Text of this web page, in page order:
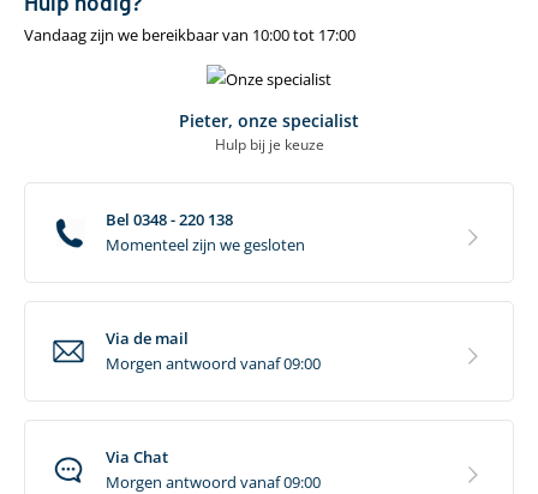
Vandaag zijn we bereikbaar van 10:00 tot 17:00
Pieter, onze specialist
Hulp bij je keuze
Bel 0348 - 220 138
Momenteel zijn we gesloten
Via de mail
Morgen antwoord vanaf 09:00
Via Chat
Morgen antwoord vanaf 09:00